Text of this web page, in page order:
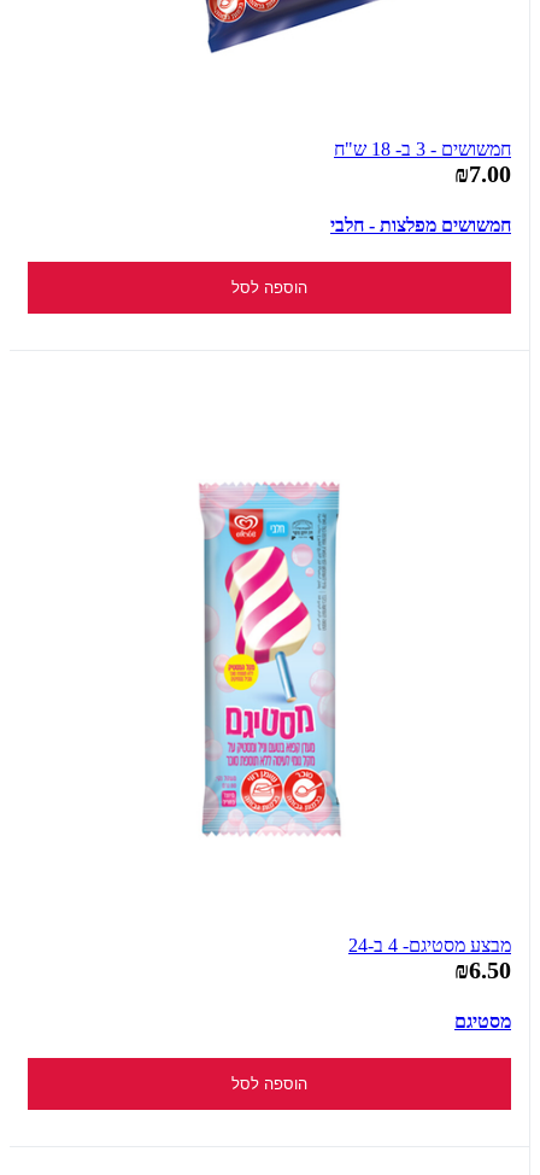
חמשושים - 3 ב- 18 ש"ח
₪7.00
חמשושים מפלצות - חלבי
הוספה לסל
מבצע מסטיגם- 4 ב-24
₪6.50
מסטיגם
הוספה לסל